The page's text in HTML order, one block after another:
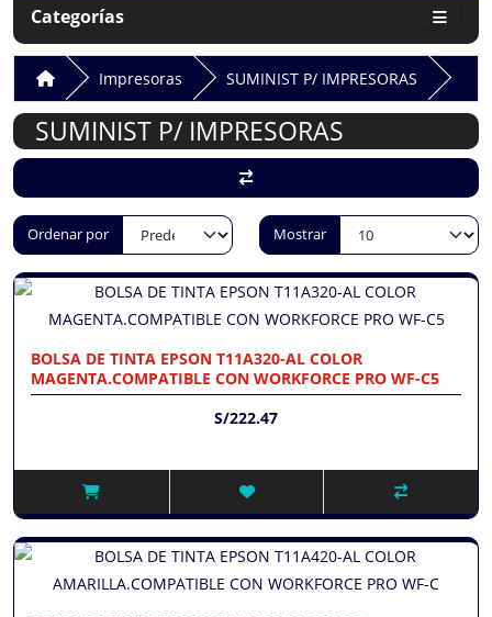
Categorías
Impresoras SUMINIST P/ IMPRESORAS
SUMINIST P/ IMPRESORAS
Ordenar por Mostrar
BOLSA DE TINTA EPSON T11A320-AL COLOR
MAGENTA.COMPATIBLE CON WORKFORCE PRO WF-C5
S/222.47